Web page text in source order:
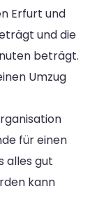
Erfurt und
und die
beträgt.
Umzug
für einen
alles gut
kann